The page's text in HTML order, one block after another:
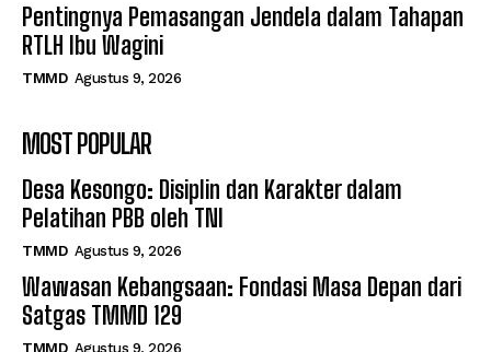
Pentingnya Pemasangan Jendela dalam Tahapan
RTLH Ibu Wagini
TMMD Agustus 9, 2026
MOST POPULAR
Desa Kesongo: Disiplin dan Karakter dalam
Pelatihan PBB oleh TNI
TMMD Agustus 9, 2026
Wawasan Kebangsaan: Fondasi Masa Depan dari
Satgas TMMD 129
TMMD Agustus 9, 2026